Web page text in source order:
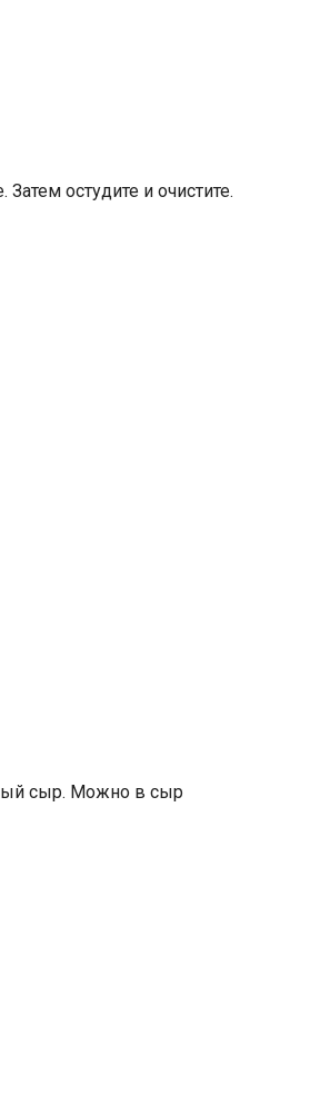
остудите и очистите.
сыр. Можно в сыр